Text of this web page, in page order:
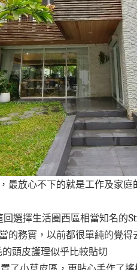
最放心不下的就是工作及家
選擇生活圈西區相當知名的
的務實，以前都很單純的覺
頭皮護理似乎比較貼切